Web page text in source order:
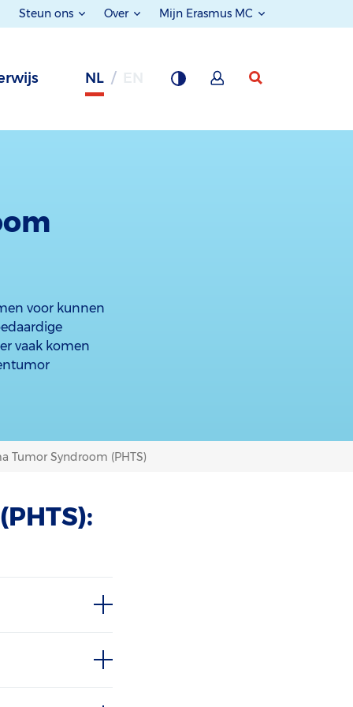
Steun ons Over Mijn Erasmus MC
NL
voor kunnen
vaak komen
Tumor Syndroom (PHTS)